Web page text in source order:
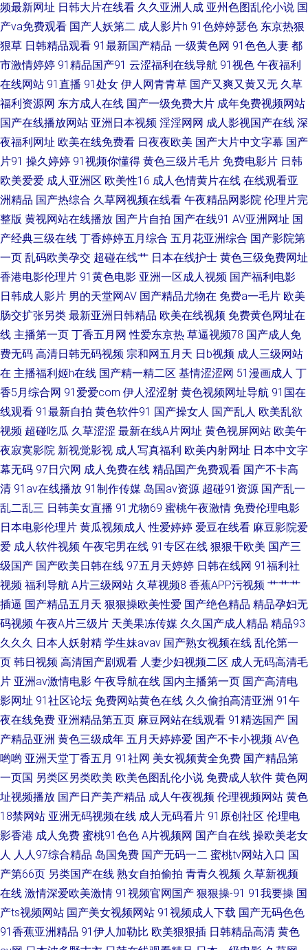
麻豆影院美女 91北京TS兰兰调教直男 国产久久系列大全 91人人超 蜜桃先锋
影院 91嫩国产线观 免费18 91欧美性交动图 美女跟男生色色91 91黑丝美女
在线诱惑观看 国产在线激情五月天 91韩剧网最新韩剧在线看 久草在线视频
福利 91av福利资源在线 成人高清三级网址 国内AV在线 91淫黄视频 国产精
品久久! 欧美日韩成人综合视频 91在线资源网 日韩午夜福利 免费三级
wwwcom 国产第38页 婷婷色社区 av中文网站 日本中文字幕大久久 91视频
免费的 中韩毛片精品基地 国产九色蝌蚪91 尤物成人免费 国产成人精品1024
日日骚夜夜撸 91剧场 极品黑丝91av 亚洲AV超碰资源站 91视频99视频 香蕉
洲私人网熟女91 91操网友 内射校园大片 国产综合日韩欧美 综合福利导航 传
媒福利在线观看 日韩黄色无码网站 91精品免费视频在线观看 久久国产精品
福利色欲 精品熟女久久 91熟女熟妇视频网站 久久日韩 91国产福利视频 久久
艹一本 综合蜜桃日韩网站 吃瓜AV在线 伊人9在线 国产黑丝TV 香蕉超碰人妻
男女喷水网站 91免费视频网 人妻社区 91乱子伦国产乱 欧美十二区 欧美性爱
91 91国产黑丝原创亚洲 美女久久女同 91黑丝成人视频
频最新网址 日韩大片在线看 久久亚洲人成 亚州色图乱伦小说 国
产va免费观看 国产人妖第二 成人影片h 91色婷婷瑟色 东京热狠
狠草 日韩精品观看 91最新国产精品 一级黄色网 91色色人妻 都
市激情婷婷 91精品国产91 云涩福利在线导航 91视色 午夜福利
在线网站 91直播 91处女 伊人网青青草 国产又爽又黄又无 久草
福利资源网 东方成人在线 国产一级免费大片 成年免费视频网站
国产在线播放网站 亚洲日本视频 淫淫网网 成人影视国产在线 深
夜福利网址 欧美在线免费看 日夜夜欧美 国产大片中文字幕 国产
片91 操久婷婷 91视频你懂得 黄色三级片毛片 免费电影片 日韩
欧美爱爱 成人亚洲区 欧美性16 成人色情黄片在线 在线观看亚
洲精品 国产热综合 久草网视频在线看 午夜精品网影院 伦理片完
整版 黄视网站在线播放 国产片自拍 国产在线91 AV亚洲网址 国
产经典三级在线 丁香婷婷五月综合 五月花亚洲综合 国产影院第
一页 乱码欧美孕交 超碰在线艹 日本在线护士 黄色三级免费网址
香港电影伦理片 91黄色电影 亚洲一区成人视频 国产福利电影
日韩成人影片 男的天堂网AV 国产精品尤物在 免费a一毛片 欧美
肠交扩张另类 最新亚洲日韩精品 欧美在线视频 免费黄色网址在
线 主播第一页 丁香五月网 性爱东京热 草逼视频78 国产成人免
费无码 高清日韩无码视频 宗和网五月天 日b视频 成人三级网站
在 主播福利姬h在线 国产精一精二区 基情涩涩网 51漫画成人 丁
香5月综合网 91爱爱com 伊人涩涩射 黄色视频网址导航 91国在
线观看 91最新自拍 黄色软件91 国产操女人 国产乱人 欧美乱欲
视频 超碰吃瓜 久草涩涩 最新在线A片网址 黄色视屏网站 欧美午
夜寂寞影院 新视觉影视 成人写真福利 欧美内射网址 日本中文字
幕无码 97日穴网 成人免费在线 精品国产免费观看 国产不卡高
清 91av在线播放 91制作传媒 岛国av资源 超碰91资源 国产乱一
乱二乱三 日韩美女直播 91尤物69 蜜桃午夜激情 免费伦理电影
日本电影伦理片 黄瓜视频成人 性爱婷婷 爱豆在线看 麻豆影院爱
爱 成人软件视频 午夜宅男在线 91专区在线 狠狠干欧美 国产三
级国产 国产欧美日韩在线 97五月天婷婷 日韩在线网 91福利社
视频 福利导航 A片三级网站 久草视频8 香蕉APP污视频 艹艹艹
插逼 国产精品五月天 狠狠操欧美性爱 国产绝色精品 精品孕妇无
码视频 午夜A片三级片 天美果冻传媒 久久国产成人精品 精品93
久久久 日本人妖射精 学生妹avav 国产熟女视频在线 乱伦第一
页 韩日视频 高清国产剧观看 人妻少妇视频二区 成人无码高清毛
片 亚洲av激情电影 午夜导航在线 国内主播第一页 国产高清电
影网址 91社区论坛 免费网站黄色在线 久久偷拍高清亚洲 91午
夜在线免费 亚洲精品第五页 麻豆网站在线观看 91精选国产 国
产精品亚洲 黄色三级成年 五月天婷婷爱 国产不卡小视频 AV色
哟哟 亚洲天堂丁香五月 91社网 美女视频黄全免费 国产精品第
一页国 另类区另类欧美 欧美色图乱伦小说 免费成人软件 黄色网
址视频播放 国产日产美产精品 成人午夜视频 伦理视频网站 黄色
18禁网站 亚洲无码视频在线 成人无码看片 91原创社区 伦理电
影香港 成人免费 蜜桃91色色 A片视频网 国产自在线 操欧美老女
人 人人97综合精品 岛国免费 国产无码一二 蜜桃tv网站入口 国
产第66页 另类国产在线 熟女自拍偷拍 青青久视频 久草新视频
在线 激情深爱欧美激情 91视频官网国产 狠狠操-91 91我要操 国
产ts视频网站 国产美女视频网站 91视频成人下载 国产无码色色
91香蕉亚洲精品 91伊人加勒比 欧美狠狠插 日韩精品高清 黄色